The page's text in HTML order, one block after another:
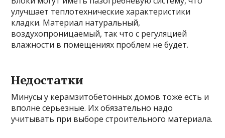
улучшает теплотехнические характеристики
кладки. Материал натуральный,
воздухопроницаемый, так что с регуляцией
влажности в помещениях проблем не будет.
Недостатки
Минусы у керамзитобетонных домов тоже есть и
вполне серьезные. Их обязательно надо
учитывать при выборе строительного материала.